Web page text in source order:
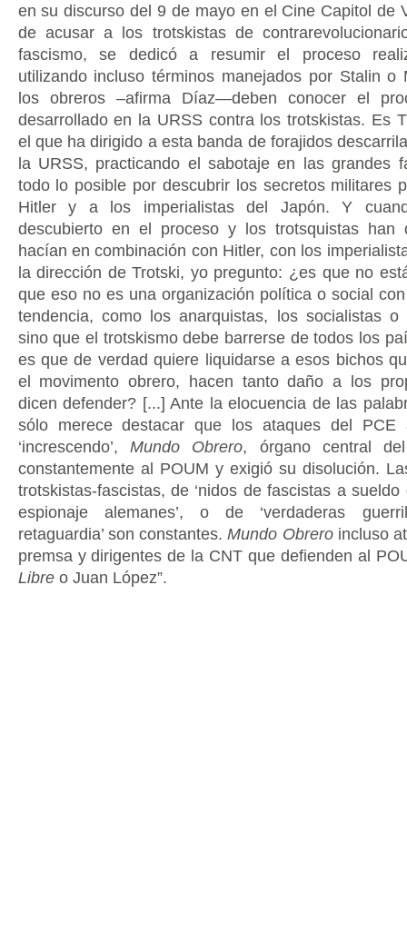
en su discurso del 9 de mayo en el Cine Capitol de
de acusar a los trotskistas de
fascismo, se dedicó a resumir el proceso
utilizando incluso términos manejados por Stalin o
los obreros –afirma Díaz—deben conocer el
desarrollado en la URSS contra los trotskistas. Es
el que ha dirigido a esta banda de forajidos
la URSS, practicando el sabotaje en las grandes
todo lo posible por descubrir los secretos militares
Hitler y a los imperialistas del Japón. Y
descubierto en el proceso y los trotsquistas han
hacían en combinación con Hitler, con los
la dirección de Trotski, yo pregunto: ¿es que no
que eso no es una organización política o social
tendencia, como los anarquistas, los socialistas o
sino que el trotskismo debe barrerse de todos los
es que de verdad quiere liquidarse a esos bichos
el movimento obrero, hacen tanto daño a los
dicen defender? [...] Ante la elocuencia de las
sólo merece destacar que los ataques del PCE
‘increscendo’, Mundo Obrero, órgano central
constantemente al POUM y exigió su disolución.
trotskistas-fascistas, de ‘nidos de fascistas a
espionaje alemanes’, o de ‘verdaderas
retaguardia’ son constantes.Mundo Obrero incluso
premsa y dirigentes de la CNT que defienden al
Libre o Juan López”.